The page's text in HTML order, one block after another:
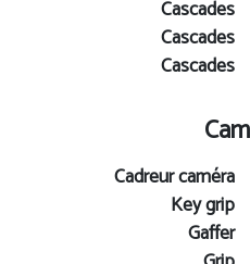
Cascades
Cascades
Cascades
Cadreur caméra
Key grip
Gaffer